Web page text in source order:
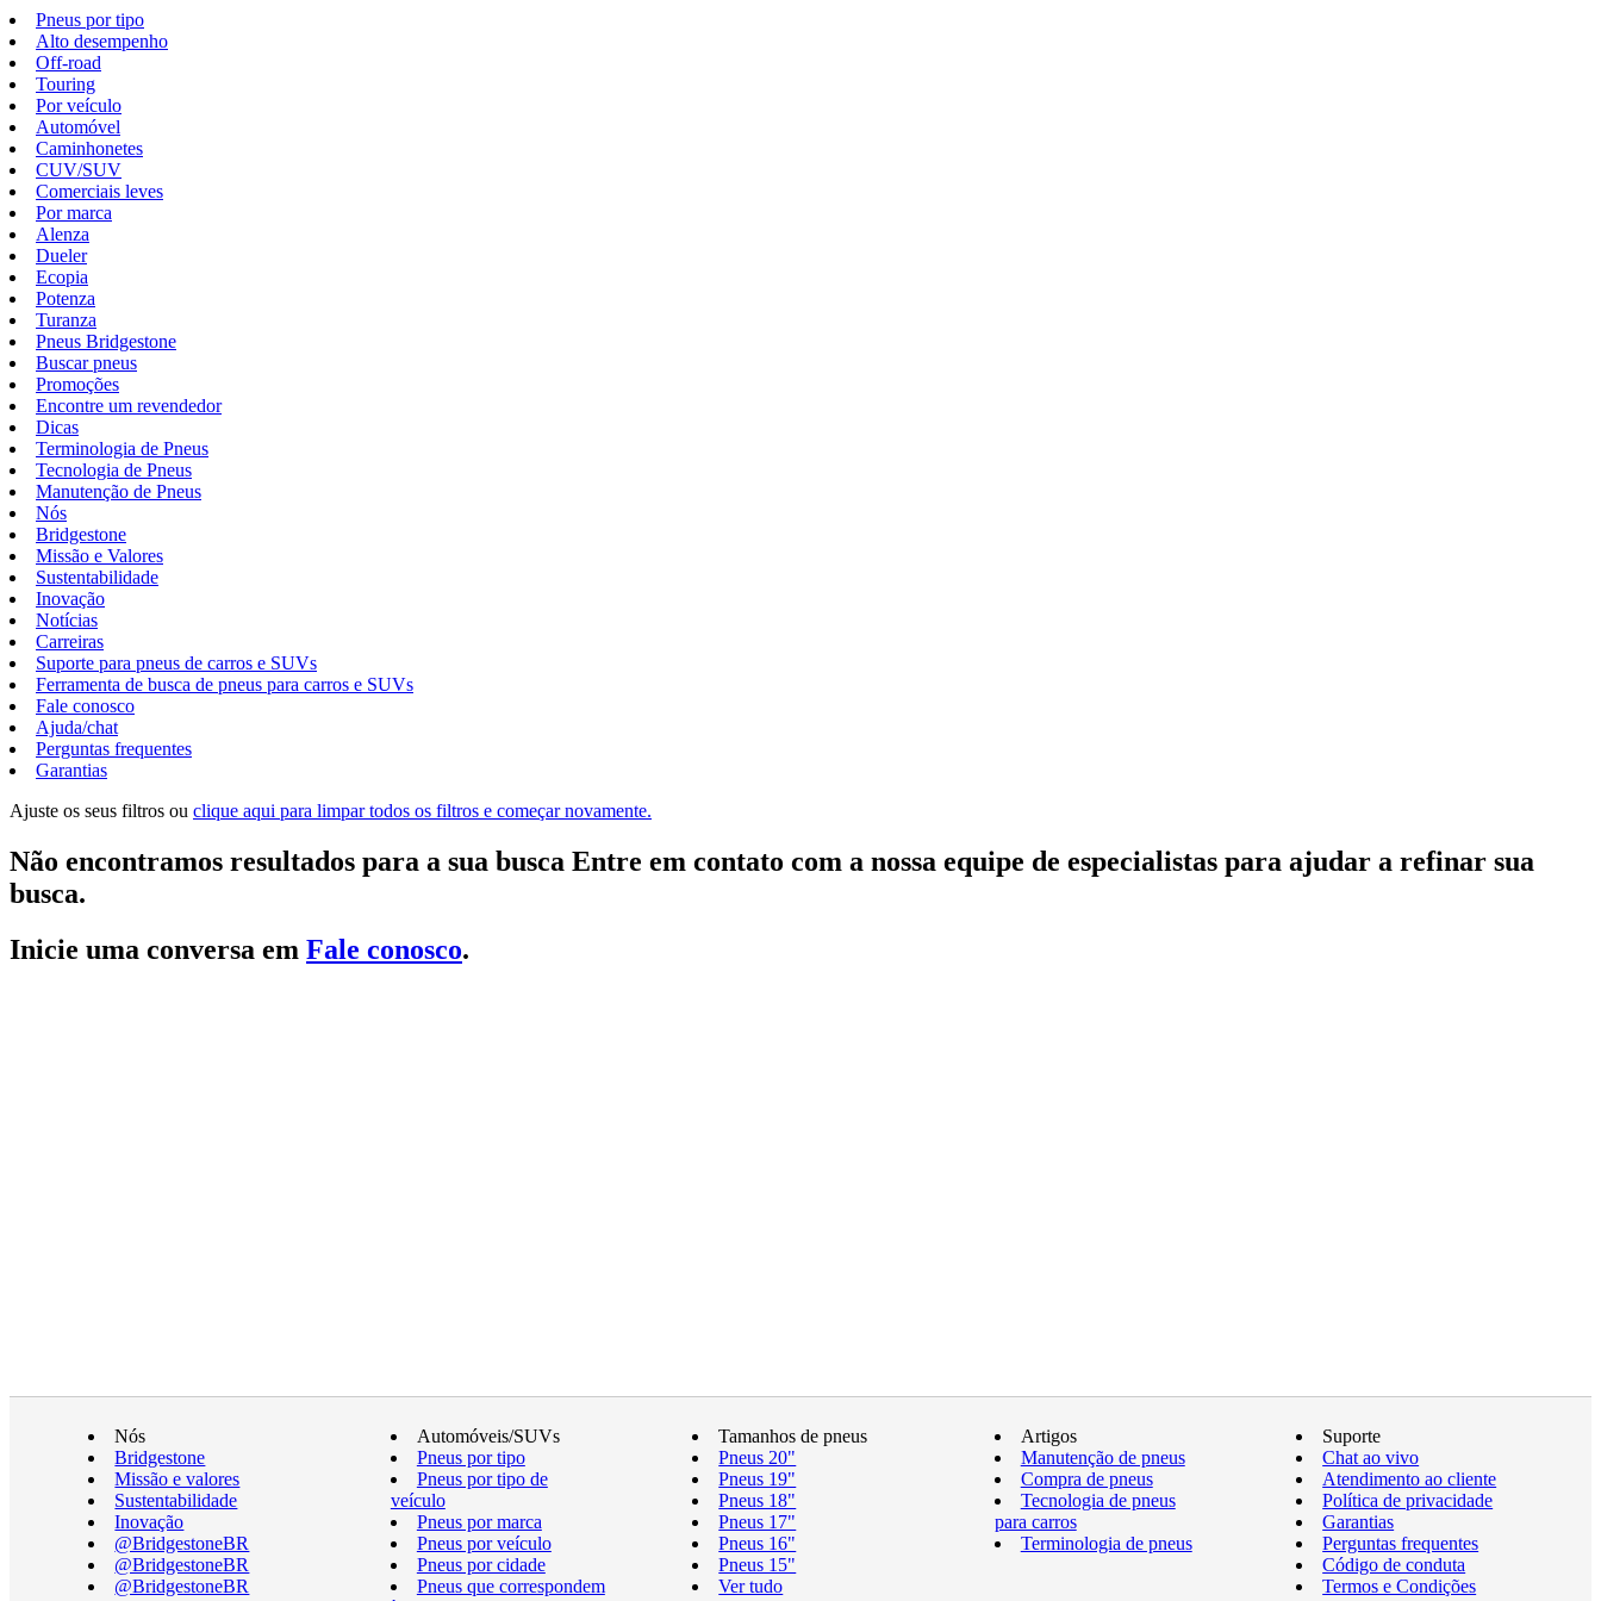
Pneus por tipo
Alto desempenho
Off-road
Touring
Por veículo
Automóvel
Caminhonetes
CUV/SUV
Comerciais leves
Por marca
Alenza
Dueler
Ecopia
Potenza
Turanza
Pneus Bridgestone
Buscar pneus
Promoções
Encontre um revendedor
Dicas
Terminologia de Pneus
Tecnologia de Pneus
Manutenção de Pneus
Nós
Bridgestone
Missão e Valores
Sustentabilidade
Inovação
Notícias
Carreiras
Suporte para pneus de carros e SUVs
Ferramenta de busca de pneus para carros e SUVs
Fale conosco
Ajuda/chat
Perguntas frequentes
Garantias
Ajuste os seus filtros ou clique aqui para limpar todos os filtros e começar novamente.
Não encontramos resultados para a sua busca Entre em contato com a nossa equipe de especialistas para ajudar a refinar sua
busca.
Inicie uma conversa em Fale conosco.
Nós
Bridgestone
Missão e valores
Sustentabilidade
Inovação
@BridgestoneBR
@BridgestoneBR
@BridgestoneBR
Automóveis/SUVs
Pneus por tipo
Pneus por tipo de
veículo
Pneus por marca
Pneus por veículo
Pneus por cidade
Pneus que correspondem
Tamanhos de pneus
Pneus 20"
Pneus 19"
Pneus 18"
Pneus 17"
Pneus 16"
Pneus 15"
Ver tudo
Artigos
Manutenção de pneus
Compra de pneus
Tecnologia de pneus
para carros
Terminologia de pneus
Suporte
Chat ao vivo
Atendimento ao cliente
Política de privacidade
Garantias
Perguntas frequentes
Código de conduta
Termos e Condições